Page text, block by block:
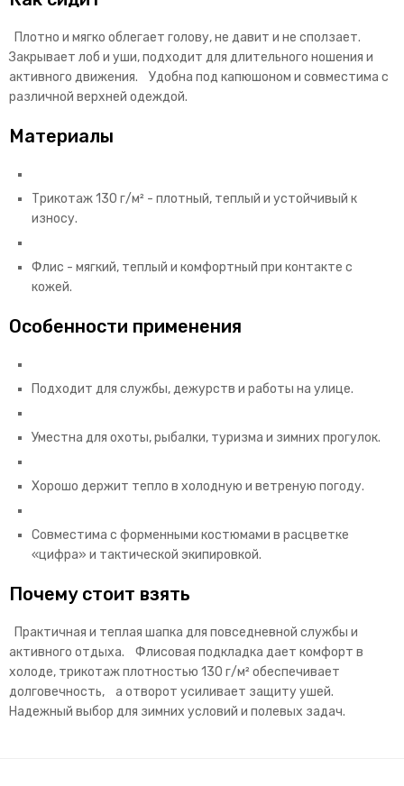
Плотно и мягко облегает голову, не давит и не сползает.
Закрывает лоб и уши, подходит для длительного ношения и
активного движения. Удобна под капюшоном и совместима с
различной верхней одеждой.
Материалы
Трикотаж 130 г/м² - плотный, теплый и устойчивый к
износу.
Флис - мягкий, теплый и комфортный при контакте с
кожей.
Особенности применения
Подходит для службы, дежурств и работы на улице.
Уместна для охоты, рыбалки, туризма и зимних прогулок.
Хорошо держит тепло в холодную и ветреную погоду.
Совместима с форменными костюмами в расцветке
«цифра» и тактической экипировкой.
Почему стоит взять
Практичная и теплая шапка для повседневной службы и
активного отдыха. Флисовая подкладка дает комфорт в
холоде, трикотаж плотностью 130 г/м² обеспечивает
долговечность, а отворот усиливает защиту ушей.
Надежный выбор для зимних условий и полевых задач.